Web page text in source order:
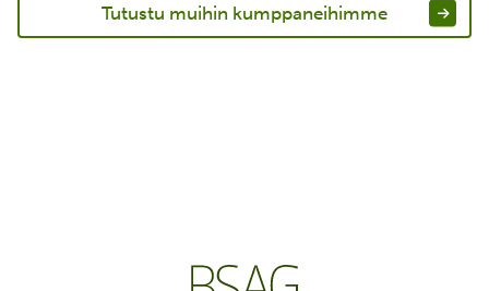
Tutustu muihin kumppaneihimme